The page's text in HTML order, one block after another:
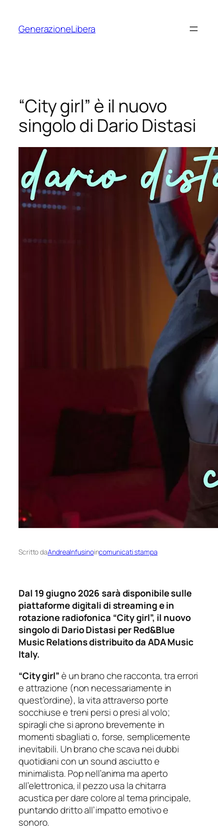
contenuto
GenerazioneLibera
“City girl” è il nuovo
singolo di Dario Distasi
Scritto daAndreaInfusinoincomunicati stampa
Dal 19 giugno 2026 sarà disponibile sulle
piattaforme digitali di streaming e in
rotazione radiofonica “City girl”, il nuovo
singolo di Dario Distasi per Red&Blue
Music Relations distribuito da ADA Music
Italy.
“City girl”è un brano che racconta, tra errori
e attrazione (non necessariamente in
quest’ordine), la vita attraverso porte
socchiuse e treni persi o presi al volo;
spiragli che si aprono brevemente in
momenti sbagliati o, forse, semplicemente
inevitabili. Un brano che scava nei dubbi
quotidiani con un sound asciutto e
minimalista. Pop nell’anima ma aperto
all’elettronica, il pezzo usa la chitarra
acustica per dare colore al tema principale,
puntando dritto all’impatto emotivo e
sonoro.